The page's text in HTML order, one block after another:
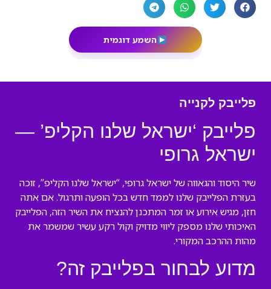
השמע דוגמית
פלייבק לקנייה
פלייבק ‘ישראל שלנו הקליפ’ —
ישראל גרופי
שיר היסוד והגאווה של ישראל גרופי, “ישראל שלנו הקליפ”, זוכה
בעזרת הפלייבק שלנו לממד חדש בכל הופעה ותרגול. אם אתה
חזן, מגיש אירוע או זמר המתכנן להנציח את השיר הזה, הפלייבק
האיכותי שלנו מספק ליווי מדויק וקול רקע עשיר שמשמר את
מהות ההרכב המקורי.
מדוע לבחור בפלייבק זה?